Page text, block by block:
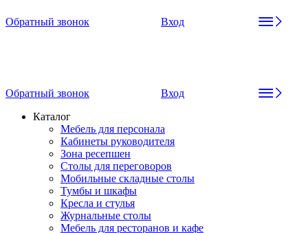
Обратный звонок Вход
Обратный звонок
Вход
Каталог
Мебель для персонала
Кабинеты руководителя
Зона ресепшен
Столы для переговоров
Мобильные складные столы
Тумбы и шкафы
Кресла и стулья
Журнальные столы
Мебель для ресторанов и кафе